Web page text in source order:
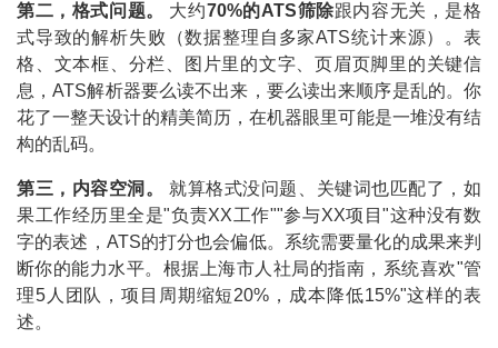
第二，格式问题。 大约70%的ATS筛除跟内容无关，是格
式导致的解析失败（数据整理自多家ATS统计来源）。表
格、文本框、分栏、图片里的文字、页眉页脚里的关键信
息，ATS解析器要么读不出来，要么读出来顺序是乱的。你
花了一整天设计的精美简历，在机器眼里可能是一堆没有结
构的乱码。
第三，内容空洞。
就算格式没问题、关键词也匹配了，如
果工作经历里全是"负责XX工作""参与XX项目"这种没有数
字的表述，ATS的打分也会偏低。系统需要量化的成果来判
断你的能力水平。根据上海市人社局的指南，系统喜欢"管
理5人团队，项目周期缩短20%，成本降低15%"这样的表
述。